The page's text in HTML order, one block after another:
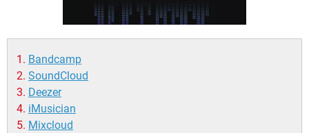
Bandcamp
SoundCloud
Deezer
iMusician
Mixcloud